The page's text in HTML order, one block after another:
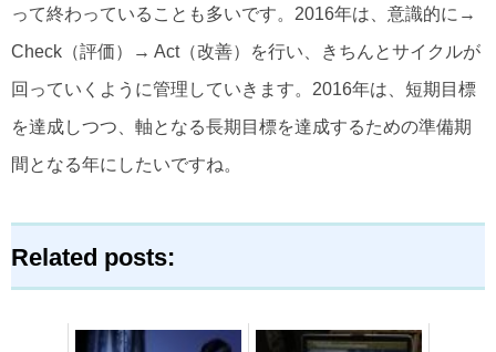
って終わっていることも多いです。2016年は、意識的に→
Check（評価）→ Act（改善）を行い、きちんとサイクルが
回っていくように管理していきます。2016年は、短期目標
を達成しつつ、軸となる長期目標を達成するための準備期
間となる年にしたいですね。
Related posts: